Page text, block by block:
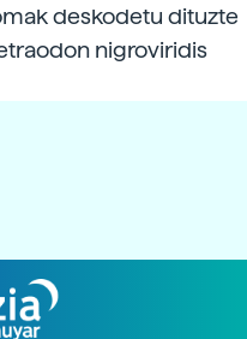
deskodetu dituzte
nigroviridis